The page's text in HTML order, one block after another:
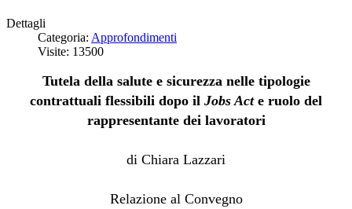
Dettagli
Categoria: Approfondimenti
Visite: 13500
Tutela della salute e sicurezza nelle tipologie
contrattuali flessibili dopo il Jobs Acte ruolo del
rappresentante dei lavoratori
di Chiara Lazzari
Relazione al Convegno